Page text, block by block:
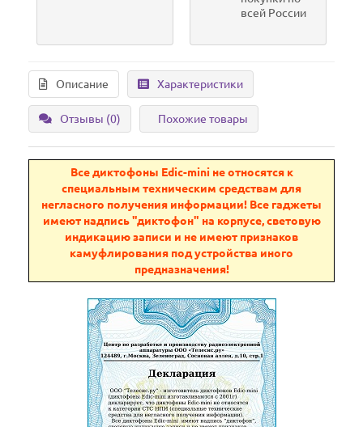
всей России
Описание Характеристики
Отзывы (0) Похожие товары
Все диктофоны Edic-mini не относятся к
специальным техническим средствам для
негласного получения информации! Все гаджеты
имеют надпись "диктофон" на корпусе, световую
индикацию записи и не имеют признаков
камуфлирования под устройства иного
предназначения!